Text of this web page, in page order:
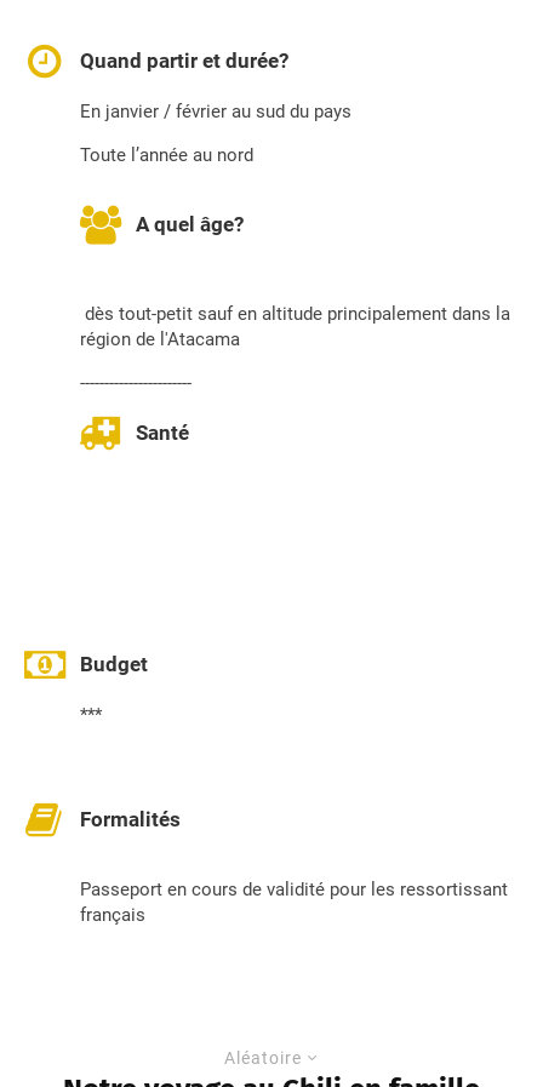
Quand partir et durée?
En janvier / février au sud du pays
Toute l’année au nord
A quel âge?
dès tout-petit sauf en altitude principalement dans la
région de l'Atacama
-----------------------
Santé
Budget
***
Formalités
Passeport en cours de validité pour les ressortissant
français
Aléatoire